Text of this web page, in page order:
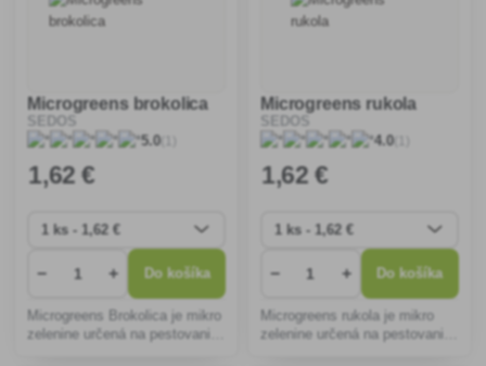
Microgreens brokolica
SEDOS
5.0(1)
1,62 €
− + Do košíka
Microgreens Brokolica je mikro
zelenine určená na pestovanie
Microgreens rukola
SEDOS
4.0(1)
1,62 €
− + Do košíka
Microgreens rukola je mikro
zelenine určená na pestovanie